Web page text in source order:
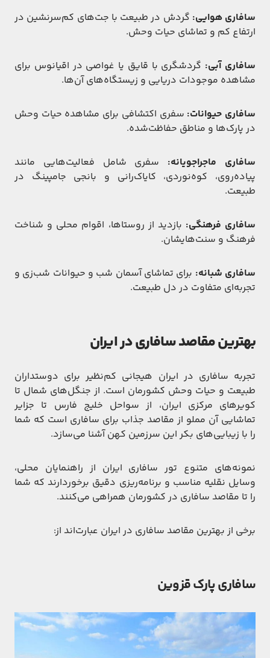
سافاری هوایی: گردش در طبیعت با جت‌های کم‌‌سرنشین در
ارتفاع کم و تماشای حیات وحش.
سافاری آبی: گردشگری با قایق یا غواصی در اقیانوس برای
مشاهده موجودات دریایی و زیستگاه‌های آن‌ها.
سافاری حیوانات: سفری اکتشافی برای مشاهده حیات وحش
در پارک‌ها و مناطق حفاظت‌شده.
سافاری ماجراجویانه: سفری شامل فعالیت‌هایی مانند
پیاده‌روی، کوه‌نوردی، کایاک‌رانی و بانجی جامپینگ در
طبیعت.
سافاری فرهنگی: بازدید از روستاها، اقوام محلی و شناخت
فرهنگ و سنت‌هایشان.
سافاری شبانه: برای تماشای آسمان شب و حیوانات شب‌زی و
تجربه‌ای متفاوت در دل طبیعت.
بهترین مقاصد سافاری در ایران
تجربه سافاری در ایران هیجانی کم‌نظیر برای دوستداران
طبیعت و حیات وحش کشورمان است. از جنگل‌های شمال تا
کویرهای مرکزی ایران، از سواحل خلیج فارس تا جزایر
تماشایی آن مملو از مقاصد جذاب برای سافاری است که شما
را با زیبایی‌های بکر این سرزمین کهن آشنا می‌‌سازد.
نمونه‌های متنوع تور سافاری ایران از راهنمایان محلی،
وسایل نقلیه مناسب و برنامه‌ریزی دقیق برخوردارند که شما
را تا مقاصد سافاری در کشورمان همراهی می‌کنند.
برخی از بهترین مقاصد سافاری در ایران عبارت‌اند از:
سافاری پارک قزوین